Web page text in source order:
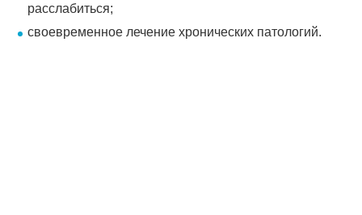
расслабиться;
своевременное лечение хронических патологий.